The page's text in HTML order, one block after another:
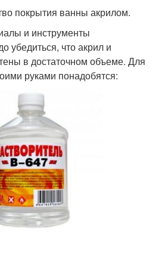
покрытия ванны акрилом.
и инструменты
убедиться, что акрил и
в достаточном объеме. Для
руками понадобятся: